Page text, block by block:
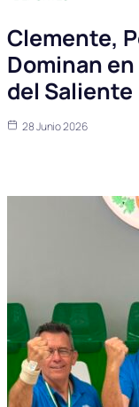
Clemente,
Dominan
del Saliente
28 Junio 2026